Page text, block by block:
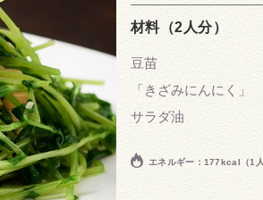
材料（2人分）
豆苗
「きざみにんにく」
サラダ油
エネルギー：177kcal（1人